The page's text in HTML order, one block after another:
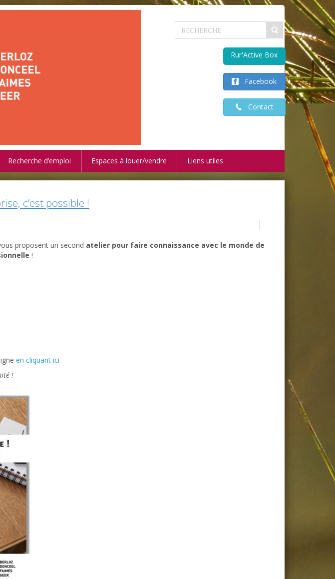
Facebook
Contact
Rur'Active Box
Recherche d’emploi Espaces à louer/vendre Liens utiles
c’est possible !
proposent un second atelier pour faire connaissance avec le monde de
!
en cliquant ici
!